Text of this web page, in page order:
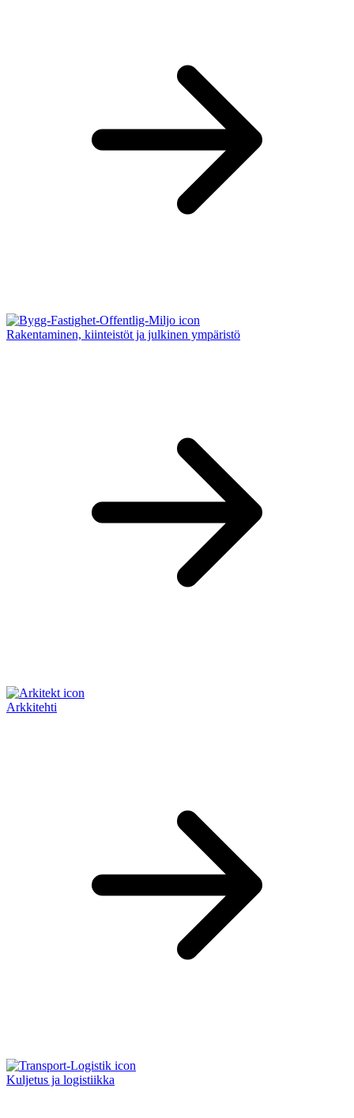
Rakentaminen, kiinteistöt ja julkinen ympäristö
Arkkitehti
Kuljetus ja logistiikka